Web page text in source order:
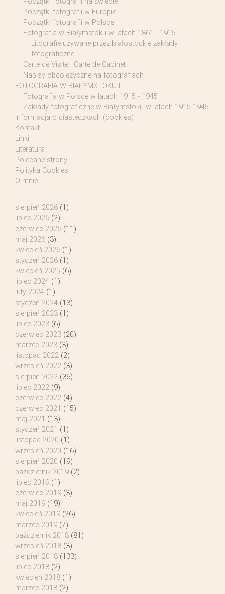
Początki fotografii w Europie
Początki fotografii w Polsce
Fotografia w Białymstoku w latach 1861 - 1915
Litografie używane przez białostockie zakłady
fotograficzne
Carte de Visite i Carte de Cabinet
Napisy obcojęzyczne na fotografiach
FOTOGRAFIA W BIAŁYMSTOKU II
Fotografia w Polsce w latach 1915 - 1945
Zakłady fotograficzne w Białymstoku w latach 1915-1945
Informacja o ciasteczkach (cookies)
Kontakt
Linki
Literatura
Polecane strony
Polityka Cookies
O mnie
sierpień 2026 (1)
lipiec 2026 (2)
czerwiec 2026 (11)
maj 2026 (3)
kwiecień 2026 (1)
styczeń 2026 (1)
kwiecień 2025 (6)
lipiec 2024 (1)
luty 2024 (1)
styczeń 2024 (13)
sierpień 2023 (1)
lipiec 2023 (6)
czerwiec 2023 (20)
marzec 2023 (3)
listopad 2022 (2)
wrzesień 2022 (3)
sierpień 2022 (36)
lipiec 2022 (9)
czerwiec 2022 (4)
czerwiec 2021 (15)
maj 2021 (13)
styczeń 2021 (1)
listopad 2020 (1)
wrzesień 2020 (16)
sierpień 2020 (19)
październik 2019 (2)
lipiec 2019 (1)
czerwiec 2019 (3)
maj 2019 (19)
kwiecień 2019 (26)
marzec 2019 (7)
październik 2018 (81)
wrzesień 2018 (3)
sierpień 2018 (133)
lipiec 2018 (2)
kwiecień 2018 (1)
marzec 2018 (2)